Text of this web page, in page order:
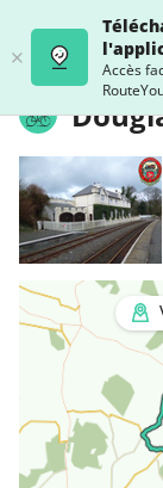
Accès